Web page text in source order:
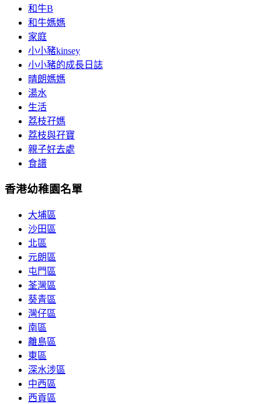
和牛B
和牛媽媽
家庭
小小豬kinsey
小小豬的成長日誌
晴朗媽媽
湯水
生活
荔枝孖媽
荔枝與孖寶
親子好去處
食譜
香港幼稚園名單
大埔區
沙田區
北區
元朗區
屯門區
荃灣區
葵青區
灣仔區
南區
離島區
東區
深水涉區
中西區
西貢區